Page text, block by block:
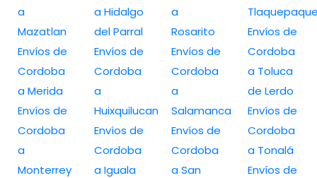
a
Mazatlan
Envíos de
Cordoba
a Merida
Envíos de
Cordoba
a
Monterrey
a Hidalgo
del Parral
Envíos de
Cordoba
a
Huixquilucan
Envíos de
Cordoba
a Iguala
a
Rosarito
Envíos de
Cordoba
a
Salamanca
Envíos de
Cordoba
a San
Envíos de
Cordoba
a Toluca
de Lerdo
Envíos de
Cordoba
a Tonalá
Envíos de